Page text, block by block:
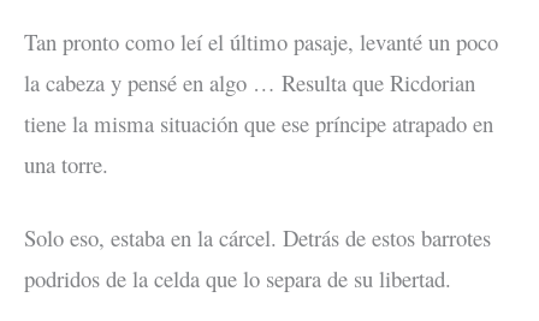
Tan pronto como leí el último pasaje, levanté un poco
la cabeza y pensé en algo … Resulta que Ricdorian
tiene la misma situación que ese príncipe atrapado en
una torre.
Solo eso, estaba en la cárcel. Detrás de estos barrotes
podridos de la celda que lo separa de su libertad.